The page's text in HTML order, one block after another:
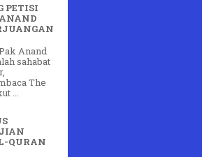
PETISI
Anand
sahabat
The
...
QURAN